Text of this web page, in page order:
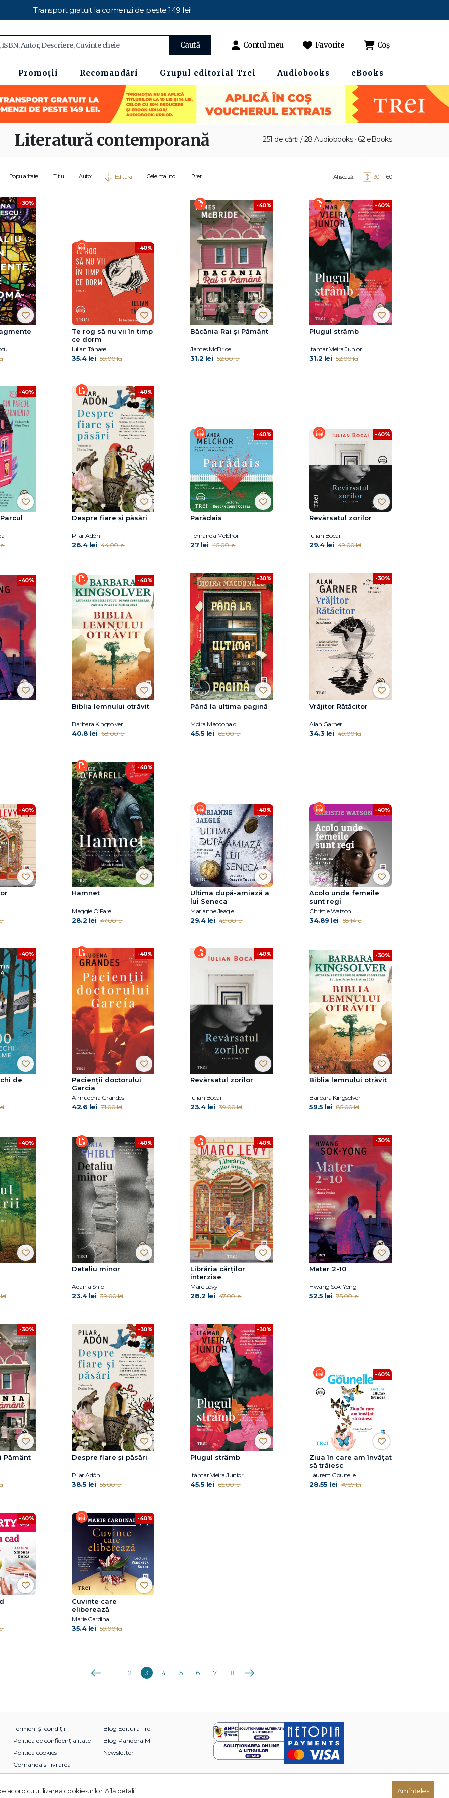
Transport gratuit la comenzi de peste 149 lei!
Caută Contul meu Favorite Coș
Promoții Recomandări Grupul editorial Trei Audiobooks eBooks
251 de cărți / 28 Audiobooks · 62 eBooks
Literatură contemporană
Popularitate Titlu Autor Editura Cele mai noi Preț Afișează: 30 60
-30%
-40%
Te rog să nu vii în timp
ce dorm
Iulian Tănase
35.4 lei 59.00 lei
-40%
Băcănia Rai și Pământ
James McBride
31.2 lei 52.00 lei
-40%
Plugul strâmb
Itamar Vieira Junior
31.2 lei 52.00 lei
-40% -40%
Despre fiare și păsări
Pilar Adón
26.4 lei 44.00 lei
-40%
Parădais
Fernanda Melchor
27 lei 45.00 lei
-40%
Revărsatul zorilor
Iulian Bocai
29.4 lei 49.00 lei
-40% -40%
Biblia lemnului otrăvit
Barbara Kingsolver
40.8 lei 68.00 lei
-30%
Până la ultima pagină
Moira Macdonald
45.5 lei 65.00 lei
-30%
Vrăjitor Rătăcitor
Alan Garner
34.3 lei 49.00 lei
-40%
-40%
Hamnet
Maggie O’Farell
28.2 lei 47.00 lei
-40%
Ultima după-amiază a
lui Seneca
Marianne Jeagle
29.4 lei 49.00 lei
-40%
Acolo unde femeile
sunt regi
Christie Watson
34.89 lei 58.14 lei
-40%
de
-40%
Pacienții doctorului
Garcia
Almudena Grandes
42.6 lei 71.00 lei
-40%
Revărsatul zorilor
Iulian Bocai
23.4 lei 39.00 lei
-30%
Biblia lemnului otrăvit
Barbara Kingsolver
59.5 lei 85.00 lei
-40% -40%
Detaliu minor
Adania Shibli
23.4 lei 39.00 lei
-40%
Librăria cărților
interzise
Marc Lévy
28.2 lei 47.00 lei
-30%
Mater 2-10
Hwang Sok-Yong
52.5 lei 75.00 lei
-30%
Pământ
-30%
Despre fiare și păsări
Pilar Adón
38.5 lei 55.00 lei
-30%
Plugul strâmb
Itamar Vieira Junior
45.5 lei 65.00 lei
-40%
Ziua în care am învățat
să trăiesc
Laurent Gounelle
28.55 lei 47.57 lei
-40% -40%
Cuvinte care
eliberează
Marie Cardinal
35.4 lei 59.00 lei
Anterioara
1 2 3 4 5 6 7 8 Următoarea
Termeni și condiții
Politica de confidențialitate
Politica cookies
Comanda si livrarea
Blog Editura Trei
Blog Pandora M
Newsletter
acord cu utilizarea cookie-urilor. Află detalii. Am înțeles